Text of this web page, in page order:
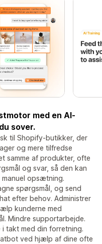
med en AI-
sover.
til Shopify-butikker, der
og mere tilfredse
samme af produkter, ofte
og svar, så den kan
opsætning.
spørgsmål, og send
efter behov. Administrer
kunderne med
Mindre supportarbejde.
i takt med din forretning.
ved hjælp af dine ofte